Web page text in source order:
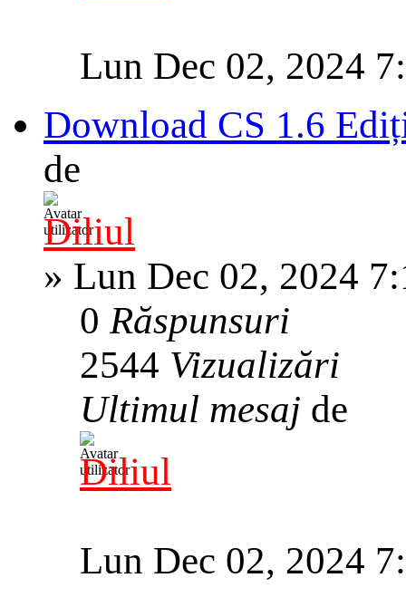
Lun Dec 02, 2024
Download CS 1.6
de
Diliul
» Lun Dec 02, 2024
0Răspunsuri
2544 Vizualizări
Ultimul mesaj de
Diliul
Lun Dec 02, 2024